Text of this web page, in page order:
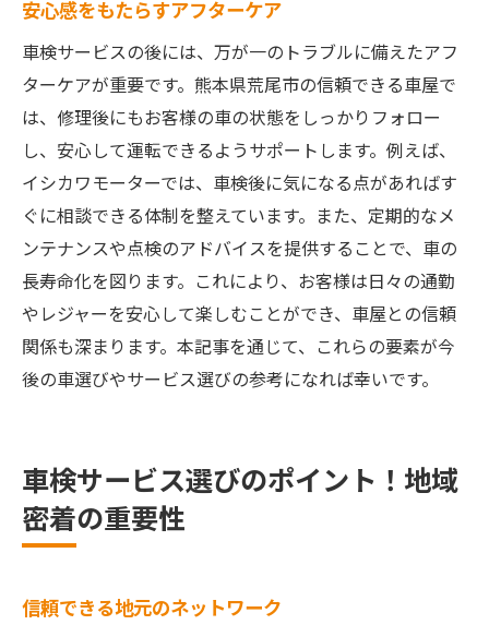
安心感をもたらすアフターケア
車検サービスの後には、万が一のトラブルに備えたアフ
ターケアが重要です。熊本県荒尾市の信頼できる車屋で
は、修理後にもお客様の車の状態をしっかりフォロー
し、安心して運転できるようサポートします。例えば、
イシカワモーターでは、車検後に気になる点があればす
ぐに相談できる体制を整えています。また、定期的なメ
ンテナンスや点検のアドバイスを提供することで、車の
長寿命化を図ります。これにより、お客様は日々の通勤
やレジャーを安心して楽しむことができ、車屋との信頼
関係も深まります。本記事を通じて、これらの要素が今
後の車選びやサービス選びの参考になれば幸いです。
車検サービス選びのポイント！地域
密着の重要性
信頼できる地元のネットワーク